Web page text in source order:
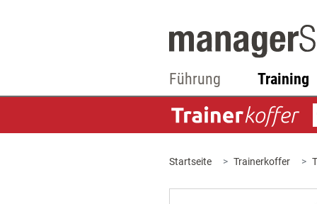
Führung Training
Startseite Trainerkoffer